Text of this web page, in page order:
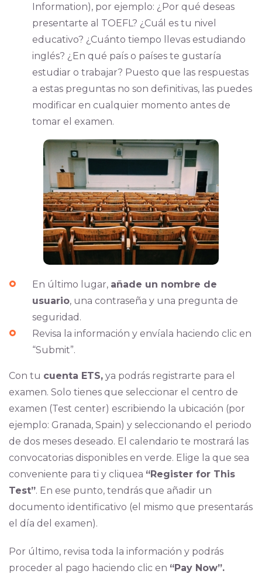
Information), por ejemplo: ¿Por qué deseas
presentarte al TOEFL? ¿Cuál es tu nivel
educativo? ¿Cuánto tiempo llevas estudiando
inglés? ¿En qué país o países te gustaría
estudiar o trabajar? Puesto que las respuestas
a estas preguntas no son definitivas, las puedes
modificar en cualquier momento antes de
tomar el examen.
En último lugar, añade un nombre de
usuario, una contraseña y una pregunta de
seguridad.
Revisa la información y envíala haciendo clic en
“Submit”.
Con tu cuenta ETS,ya podrás registrarte para el
examen. Solo tienes que seleccionar el centro de
examen (Test center) escribiendo la ubicación (por
ejemplo: Granada, Spain) y seleccionando el periodo
de dos meses deseado. El calendario te mostrará las
convocatorias disponibles en verde. Elige la que sea
conveniente para ti y cliquea “Register for This
Test”. En ese punto, tendrás que añadir un
documento identificativo (el mismo que presentarás
el día del examen).
Por último, revisa toda la información y podrás
proceder al pago haciendo clic en “Pay Now”.